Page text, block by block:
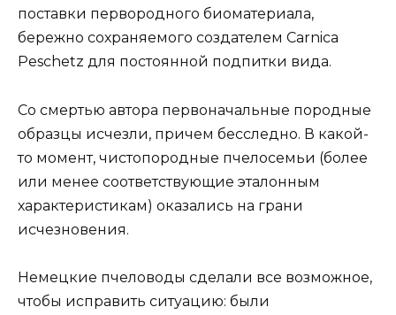
поставки первородного биоматериала,
бережно сохраняемого создателем Carnica
Peschetz для постоянной подпитки вида.
Со смертью автора первоначальные породные
образцы исчезли, причем бесследно. В какой-
то момент, чистопородные пчелосемьи (более
или менее соответствующие эталонным
характеристикам) оказались на грани
исчезновения.
Немецкие пчеловоды сделали все возможное,
чтобы исправить ситуацию: были